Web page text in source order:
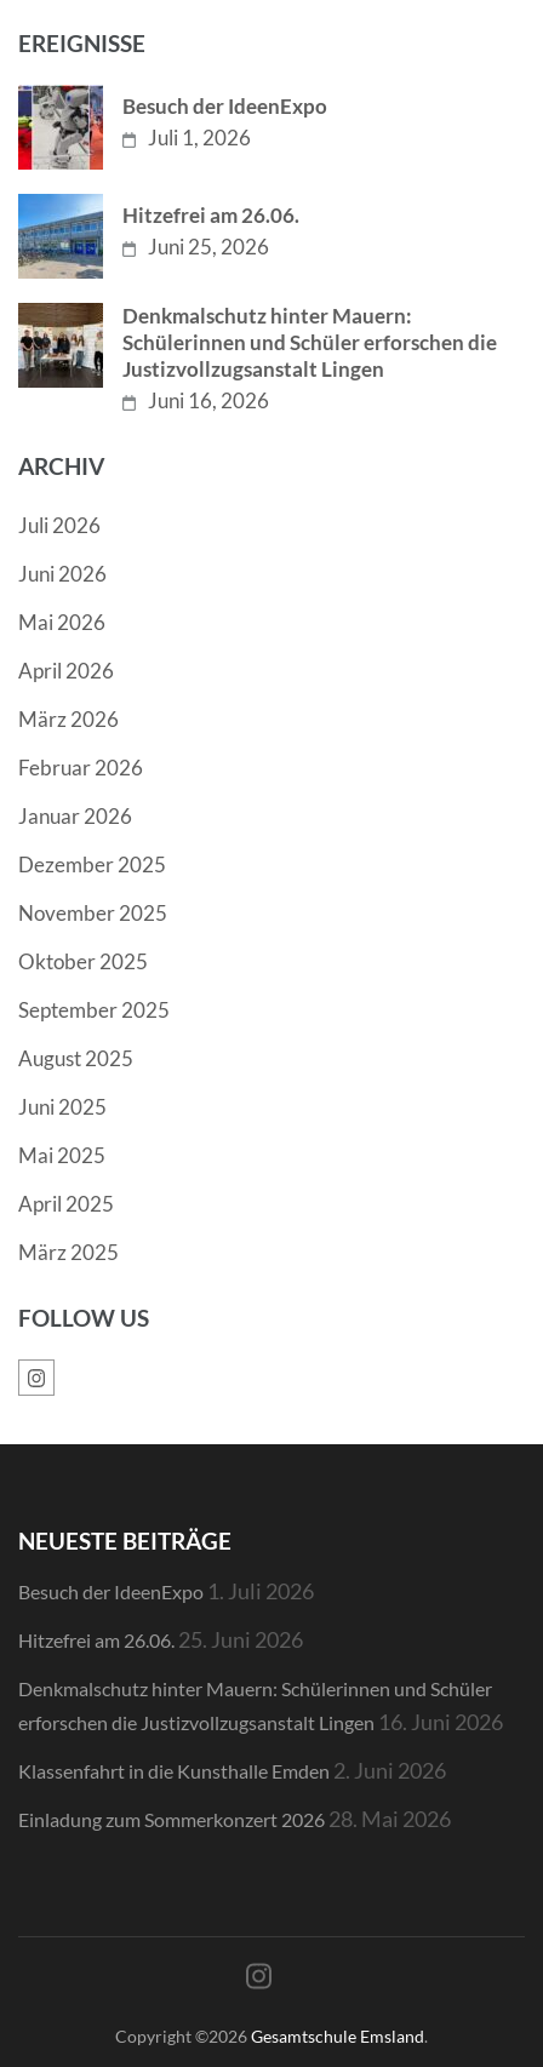
EREIGNISSE
Besuch der IdeenExpo
Juli 1, 2026
Hitzefrei am 26.06.
Juni 25, 2026
Denkmalschutz hinter Mauern:
Schülerinnen und Schüler erforschen die
Justizvollzugsanstalt Lingen
Juni 16, 2026
ARCHIV
Juli 2026
Juni 2026
Mai 2026
April 2026
März 2026
Februar 2026
Januar 2026
Dezember 2025
November 2025
Oktober 2025
September 2025
August 2025
Juni 2025
Mai 2025
April 2025
März 2025
FOLLOW US
NEUESTE BEITRÄGE
Besuch der IdeenExpo 1. Juli 2026
Hitzefrei am 26.06. 25. Juni 2026
Denkmalschutz hinter Mauern: Schülerinnen und Schüler
erforschen die Justizvollzugsanstalt Lingen 16. Juni 2026
Klassenfahrt in die Kunsthalle Emden 2. Juni 2026
Einladung zum Sommerkonzert 2026 28. Mai 2026
Copyright ©2026Gesamtschule Emsland.